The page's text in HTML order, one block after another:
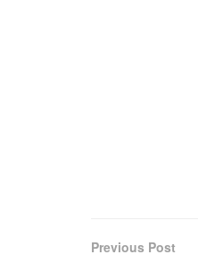
Previous Post